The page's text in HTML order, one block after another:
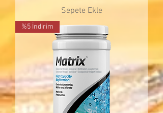
Sepete Ekle
%5 İndirim